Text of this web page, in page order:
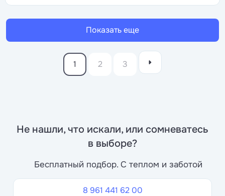
Показать еще
1 2 3
Не нашли, что искали, или сомневатесь
в выборе?
Бесплатный подбор. С теплом и заботой
8 961 441 62 00